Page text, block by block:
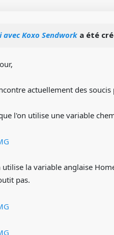
avec Koxo Sendwork a été
actuellement des
l'on utilise une variable
utilise la variable anglaise
pas.